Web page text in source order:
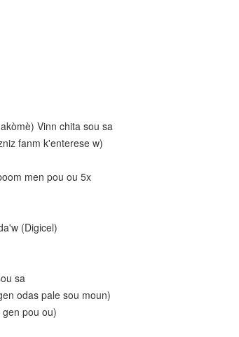
Vinn chita sou sa
fanm k'enterese w)
men pou ou 5x
(Digicel)
sa
odas pale sou moun)
gen pou ou)